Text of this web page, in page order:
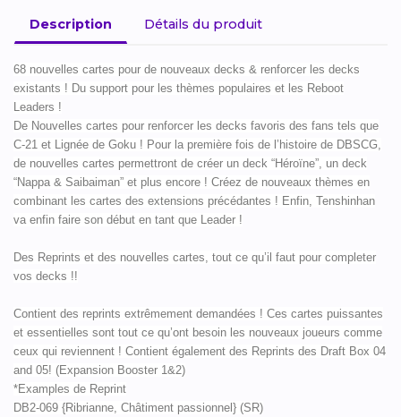
Description Détails du produit
68 nouvelles cartes pour de nouveaux decks & renforcer les decks
existants ! Du support pour les thèmes populaires et les Reboot
Leaders !
De Nouvelles cartes pour renforcer les decks favoris des fans tels que
C-21 et Lignée de Goku ! Pour la première fois de l’histoire de DBSCG,
de nouvelles cartes permettront de créer un deck “Héroïne”, un deck
“Nappa & Saibaiman” et plus encore ! Créez de nouveaux thèmes en
combinant les cartes des extensions précédantes ! Enfin, Tenshinhan
va enfin faire son début en tant que Leader !
Des Reprints et des nouvelles cartes, tout ce qu’il faut pour completer
vos decks !!
Contient des reprints extrêmement demandées ! Ces cartes puissantes
et essentielles sont tout ce qu’ont besoin les nouveaux joueurs comme
ceux qui reviennent ! Contient également des Reprints des Draft Box 04
and 05! (Expansion Booster 1&2)
*Examples de Reprint
DB2-069 {Ribrianne, Châtiment passionnel} (SR)